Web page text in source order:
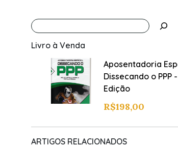
Livro à Venda
Aposentadoria
Dissecando o PPP
Edição
R$198,00
ARTIGOS RELACIONADOS